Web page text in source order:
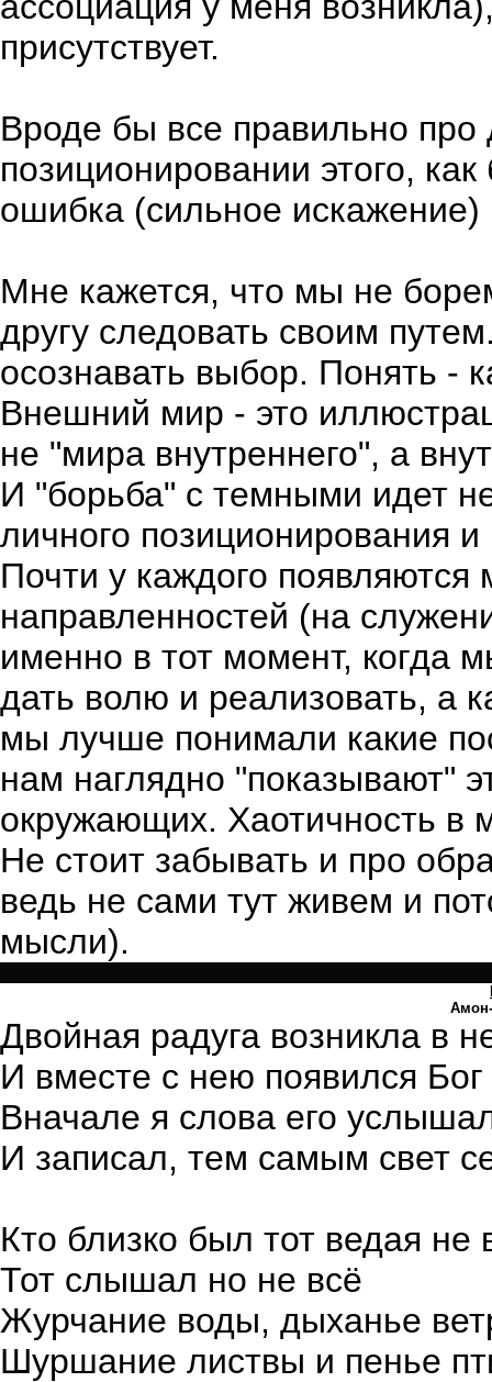
присутствует.
Вроде бы все правильно
позиционировании этого,
ошибка (сильное искажение)
Мне кажется, что мы не
другу следовать своим
осознавать выбор. Понять -
Внешний мир - это
не "мира внутреннего", а
И "борьба" с темными идет
личного позиционирования
Почти у каждого
направленностей (на
именно в тот момент, когда
дать волю и реализовать, а
мы лучше понимали какие
нам наглядно "показывают"
окружающих. Хаотичность в
Не стоит забывать и про
ведь не сами тут живем и
мысли).
Двойная радуга возникла в
И вместе с нею появился Бог
Вначале я слова его
И записал, тем самым свет
Кто близко был тот ведая не
Тот слышал но не всё
Журчание воды, дыханье
Шуршание листвы и пенье